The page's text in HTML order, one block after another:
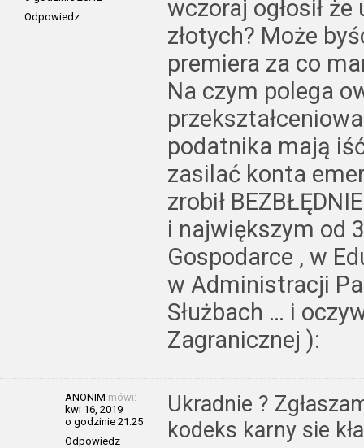
Odpowiedz
wczoraj ogłosił
złotych? Może
premiera za co
Na czym polega
podatnika mają
zasilać konta
zrobił
i największym od
Gospodarce , w
w Administracji
Służbach … i
Zagranicznej ):
ANONIM mówi:
kwi 16, 2019
o godzinie 21:25
Odpowiedz
Ukradnie ?
kodeks karny sie